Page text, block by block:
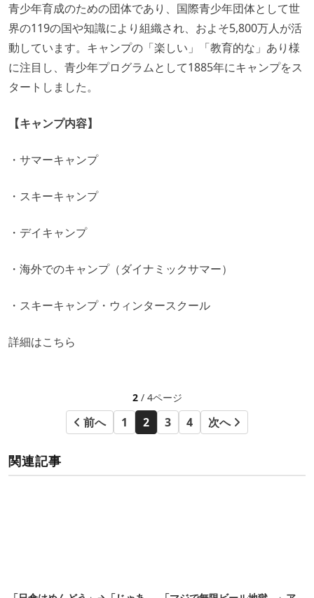
青少年育成のための団体であり、国際青少年団体として世
界の119の国や知識により組織され、およそ5,800万人が活
動しています。キャンプの「楽しい」「教育的な」あり様
に注目し、青少年プログラムとして1885年にキャンプをス
タートしました。
【キャンプ内容】
・サマーキャンプ
・スキーキャンプ
・デイキャンプ
・海外でのキャンプ（ダイナミックサマー）
・スキーキャンプ・ウィンタースクール
詳細はこちら
2/ 4ページ
前へ 1 2 3 4 次へ
関連記事